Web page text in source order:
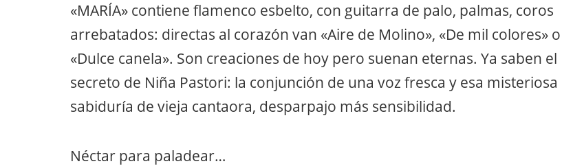
«MARÍA» contiene flamenco esbelto, con guitarra de palo, palmas, coros
arrebatados: directas al corazón van «Aire de Molino», «De mil colores» o
«Dulce canela». Son creaciones de hoy pero suenan eternas. Ya saben el
secreto de Niña Pastori: la conjunción de una voz fresca y esa misteriosa
sabiduría de vieja cantaora, desparpajo más sensibilidad.
Néctar para paladear…